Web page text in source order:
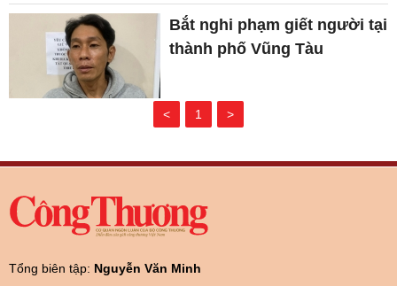
Bắt nghi phạm giết người tại
thành phố Vũng Tàu
< 1 >
Tổng biên tập: Nguyễn Văn Minh